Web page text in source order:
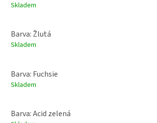
Skladem
Barva: Žlutá
Skladem
Barva: Fuchsie
Skladem
Barva: Acid zelená